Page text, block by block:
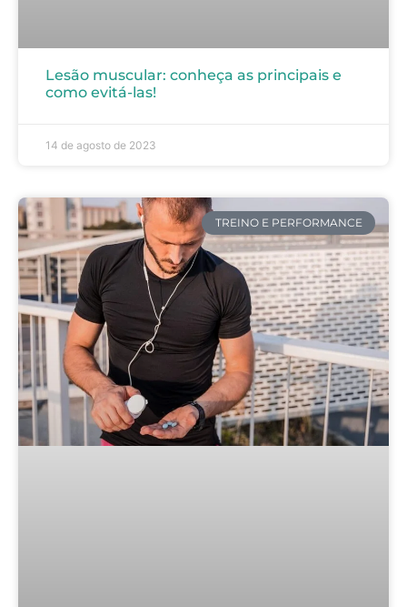
Lesão muscular: conheça as principais e
como evitá-las!
14 de agosto de 2023
TREINO E PERFORMANCE